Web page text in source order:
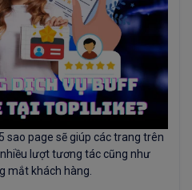
sao page sẽ giúp các trang trên
lượt tương tác cũng như
mắt khách hàng.